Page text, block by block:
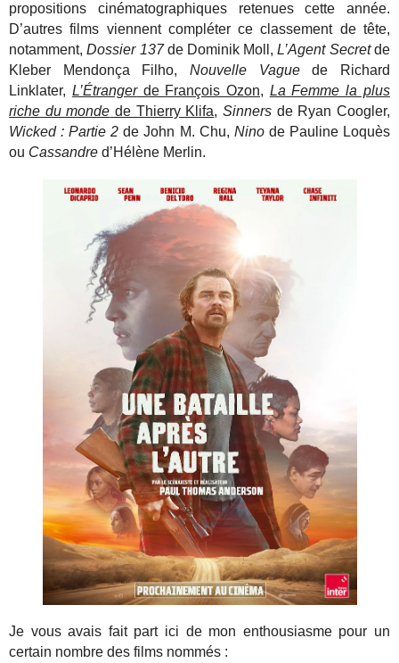
propositions cinématographiques retenues cette année.
D’autres films viennent compléter ce classement de tête,
notamment,Dossier 137de Dominik Moll,L’Agent Secretde
Kleber Mendonça Filho, Nouvelle Vaguede Richard
Linklater, L’Étrangerde François Ozon, La Femme la plus
riche du monde de Thierry Klifa, Sinners de Ryan Coogler,
Wicked : Partie 2 de John M. Chu, Ninode Pauline Loquès
ou Cassandred’Hélène Merlin.
Je vous avais fait part ici de mon enthousiasme pour un
certain nombre des films nommés :